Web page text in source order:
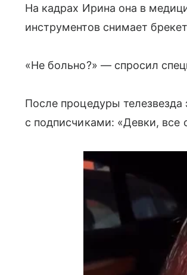
На кадрах Ирина она в
инструментов снимает
«Не больно?» — спросил
После процедуры
с подписчиками: «Девки, все